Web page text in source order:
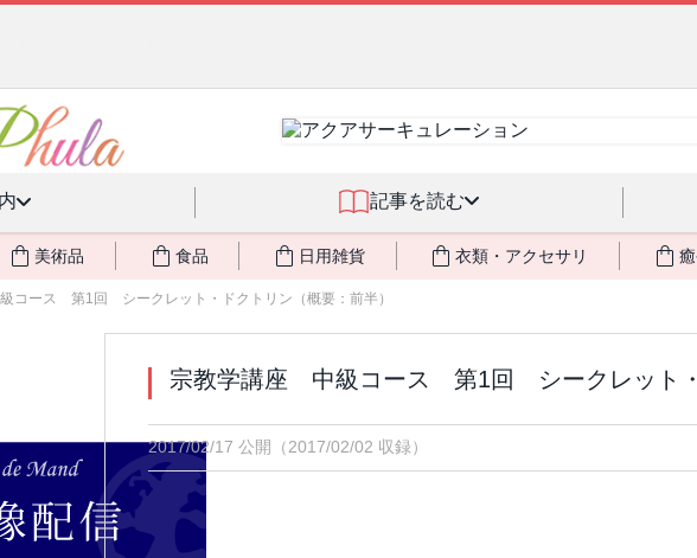
記事を読む
美術品 食品 日用雑貨 衣類・アクセサリ
コース 第1回 シークレット・ドクトリン（概要：前半）
宗教学講座 中級コース 第1回 シークレット・
2017/02/17 公開 （2017/02/02 収録）